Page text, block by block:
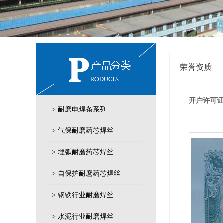
> 耐磨电焊条系列
> 气保耐磨药芯焊丝
> 埋弧耐磨药芯焊丝
> 自保护耐麿药芯焊丝
> 钢铁行业耐磨焊丝
> 水泥行业耐磨焊丝
荣誉资质
开户许可证